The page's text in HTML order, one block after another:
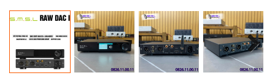
Next